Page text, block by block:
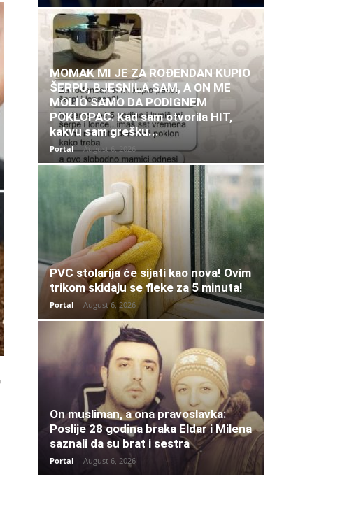
MOMAK MI JE ZA ROĐENDAN KUPIO
ŠERPU, BJESNILA SAM, A ON ME
MOLIO SAMO DA PODIGNEM
POKLOPAC: Kad sam otvorila HIT,
kakvu sam grešku...
Portal - August 6, 2026
PVC stolarija će sijati kao nova! Ovim
trikom skidaju se fleke za 5 minuta!
Portal - August 6, 2026
On musliman, a ona pravoslavka:
Poslije 28 godina braka Eldar i Milena
saznali da su brat i sestra
Portal - August 6, 2026